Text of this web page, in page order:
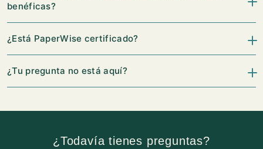
benéficas?
¿Está PaperWise certificado?
¿Tu pregunta no está aquí?
¿Todavía tienes preguntas?